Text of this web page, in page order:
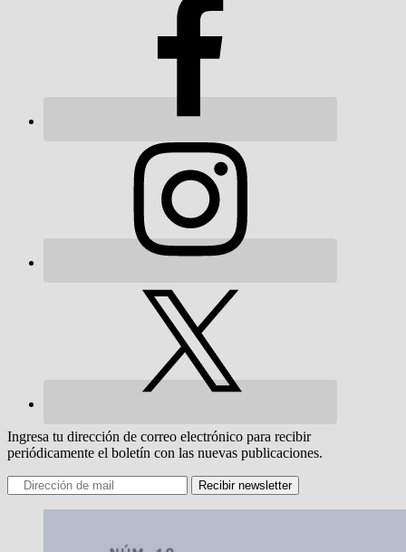
Ingresa tu dirección de correo electrónico para recibir
periódicamente el boletín con las nuevas publicaciones.
Recibir newsletter